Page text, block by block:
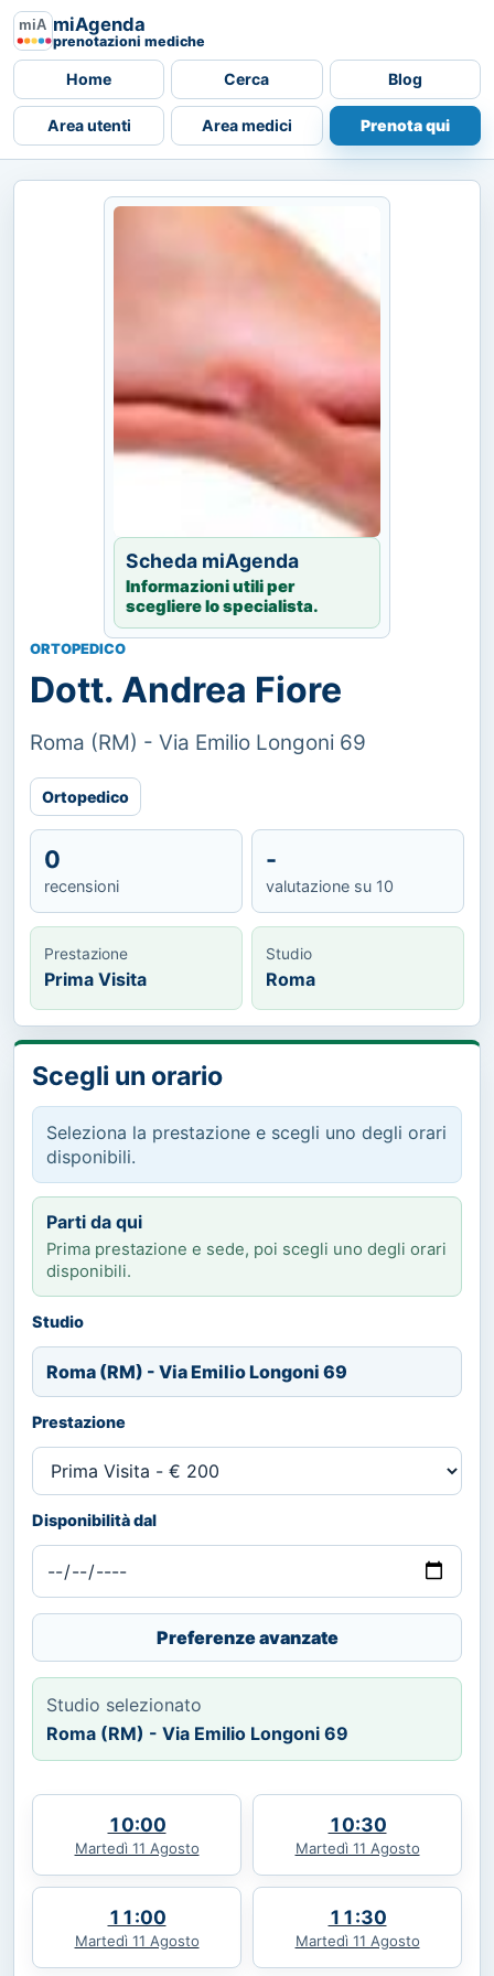
miAgenda
prenotazioni mediche
Home Cerca Blog
Area utenti Area medici Prenota qui
Scheda miAgenda
Informazioni utili per
scegliere lo specialista.
ORTOPEDICO
Dott. Andrea Fiore
Roma (RM) - Via Emilio Longoni 69
Ortopedico
0
recensioni
-
valutazione su 10
Prestazione
Prima Visita
Studio
Roma
Scegli un orario
Seleziona la prestazione e scegli uno degli orari
disponibili.
Parti da qui
Prima prestazione e sede, poi scegli uno degli orari
disponibili.
Studio
Roma (RM) - Via Emilio Longoni 69
Prestazione
Disponibilità dal
Preferenze avanzate
Studio selezionato
Roma (RM) - Via Emilio Longoni 69
10:00
Martedì 11 Agosto
10:30
Martedì 11 Agosto
11:00
Martedì 11 Agosto
11:30
Martedì 11 Agosto